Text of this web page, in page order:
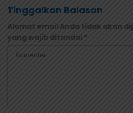
Tinggalkan Balasan
Alamat email Anda tidak akan
yang wajib ditandai *